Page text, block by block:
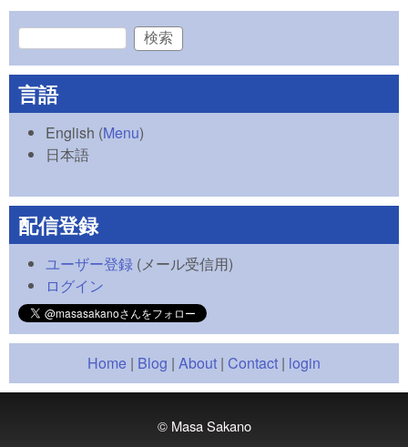
検索フォーム
検索
言語
English (Menu)
日本語
配信登録
ユーザー登録 (メール受信用)
ログイン
Home | Blog | About | Contact | login
© Masa Sakano